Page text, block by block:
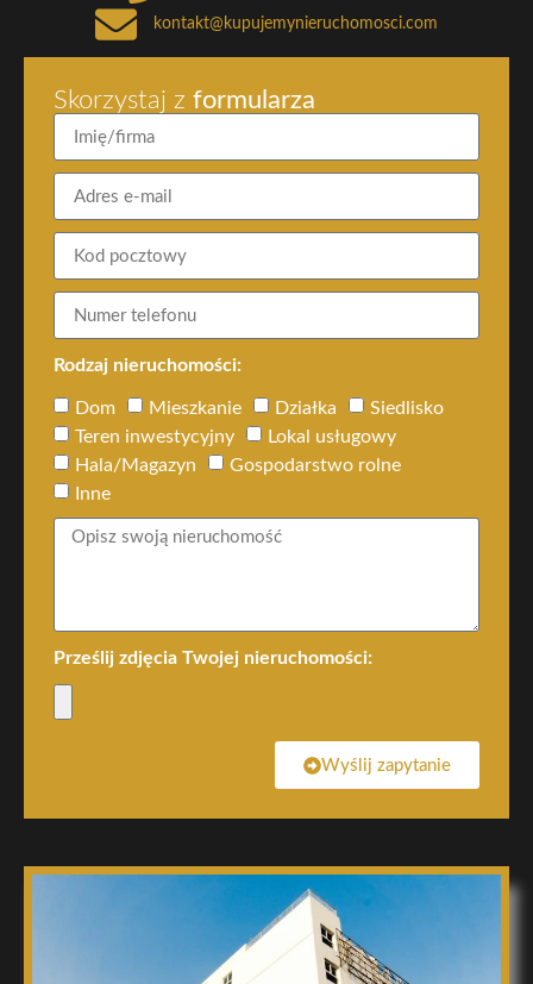
kontakt@kupujemynieruchomosci.com
Skorzystaj z formularza
Rodzaj nieruchomości:
Dom Mieszkanie Działka
Siedlisko
Teren inwestycyjny
Lokal usługowy
Hala/Magazyn
Gospodarstwo rolne
Inne
Prześlij zdjęcia Twojej nieruchomości:
Wyślij zapytanie